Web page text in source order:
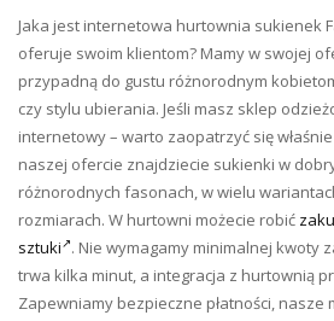
Jaka jest internetowa hurtownia sukienek
oferuje swoim klientom? Mamy w swojej
przypadną do gustu różnorodnym
czy stylu ubierania. Jeśli masz sklep
internetowy – warto zaopatrzyć się
naszej ofercie znajdziecie sukienki w
różnorodnych fasonach, w wielu
rozmiarach. W hurtowni możecie robić
sztuki . Nie wymagamy minimalnej kwoty
trwa kilka minut, a integracja z hurtownią
Zapewniamy bezpieczne płatności, nasze